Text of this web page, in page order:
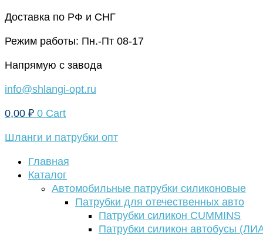
Перейти
содержимому
Доставка по РФ и СНГ
Режим работы: Пн.-Пт 08-17
Напрямую с завода
info@shlangi-opt.ru
0,00 ₽ 0 Cart
Шланги и патрубки опт
Главная
Каталог
Автомобильные патрубки силиконовые
Патрубки для отечественных авто
Патрубки силикон CUMMINS
Патрубки силикон автобусы